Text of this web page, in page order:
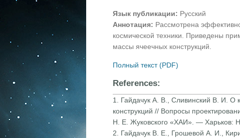
Язык публикации: Русский
Аннотация: Рассмотрена
космической техники. Приведены
массы ячеечных конструкций.
Полный текст (PDF)
References:
1. Гайдачук А. В., Сливинский В. И. О
конструкций // Вопросы
Н. Е. Жуковского «ХАИ». —
2. Гайдачук В. Е., Грошевой А. И.,